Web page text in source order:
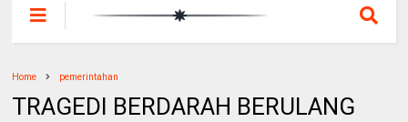
Home pemerintahan
TRAGEDI BERDARAH BERULANG